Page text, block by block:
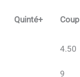
Quinté+
4.50
9